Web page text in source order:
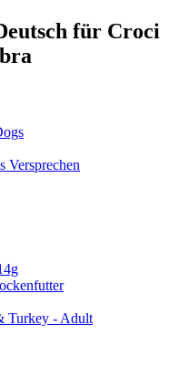
für Croci
Versprechen
Turkey - Adult